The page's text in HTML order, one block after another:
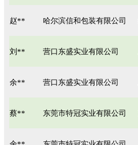
赵** 哈尔滨信和包装有限公司
刘** 营口东盛实业有限公司
余** 营口东盛实业有限公司
蔡** 东莞市特冠实业有限公司